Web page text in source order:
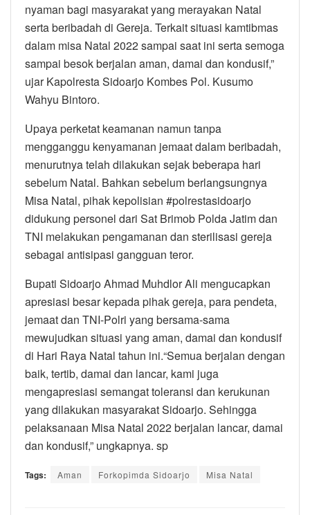
nyaman bagi masyarakat yang merayakan Natal
serta beribadah di Gereja. Terkait situasi kamtibmas
dalam misa Natal 2022 sampai saat ini serta semoga
sampai besok berjalan aman, damai dan kondusif,”
ujar Kapolresta Sidoarjo Kombes Pol. Kusumo
Wahyu Bintoro.
Upaya perketat keamanan namun tanpa
mengganggu kenyamanan jemaat dalam beribadah,
menurutnya telah dilakukan sejak beberapa hari
sebelum Natal. Bahkan sebelum berlangsungnya
Misa Natal, pihak kepolisian #polrestasidoarjo
didukung personel dari Sat Brimob Polda Jatim dan
TNI melakukan pengamanan dan sterilisasi gereja
sebagai antisipasi gangguan teror.
Bupati Sidoarjo Ahmad Muhdlor Ali mengucapkan
apresiasi besar kepada pihak gereja, para pendeta,
jemaat dan TNI-Polri yang bersama-sama
mewujudkan situasi yang aman, damai dan kondusif
di Hari Raya Natal tahun ini.“Semua berjalan dengan
baik, tertib, damai dan lancar, kami juga
mengapresiasi semangat toleransi dan kerukunan
yang dilakukan masyarakat Sidoarjo. Sehingga
pelaksanaan Misa Natal 2022 berjalan lancar, damai
dan kondusif,” ungkapnya. sp
Tags: Aman Forkopimda Sidoarjo Misa Natal